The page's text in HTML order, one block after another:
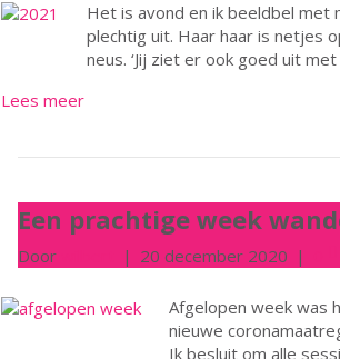
Het is avond en ik beeldbel met
plechtig uit. Haar haar is netjes
neus. ‘Jij ziet er ook goed uit
Lees meer
Een prachtige week
Door | 20 december 2020 |
Afgelopen week was
nieuwe
Ik besluit om alle